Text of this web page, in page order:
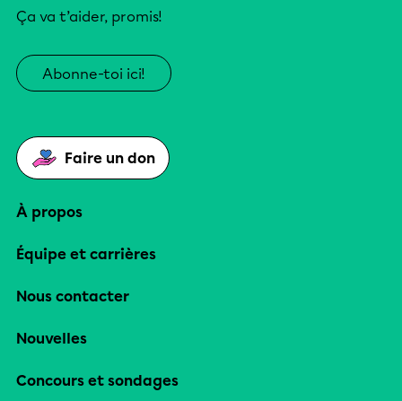
Ça va t’aider, promis!
Abonne-toi ici!
Faire un don
À propos
Équipe et carrières
Nous contacter
Nouvelles
Concours et sondages